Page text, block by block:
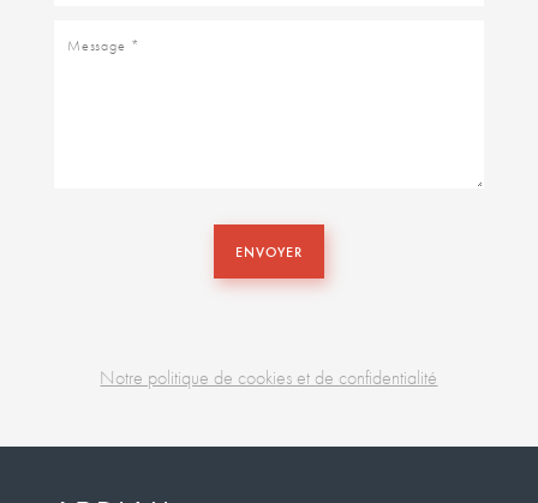
Message
ENVOYER
Notre politique de cookies et de confidentialité
unit